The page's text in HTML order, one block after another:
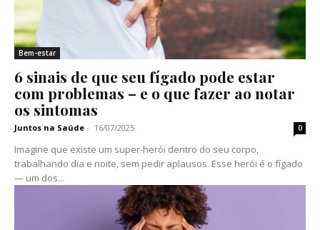
Bem-estar
6 sinais de que seu fígado pode estar
com problemas – e o que fazer ao notar
os sintomas
Juntos na Saúde - 16/07/2025 0
Imagine que existe um super-herói dentro do seu corpo,
trabalhando dia e noite, sem pedir aplausos. Esse herói é o fígado
— um dos...